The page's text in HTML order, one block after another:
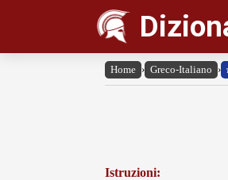
Home › Greco-Italiano ›
Istruzioni: